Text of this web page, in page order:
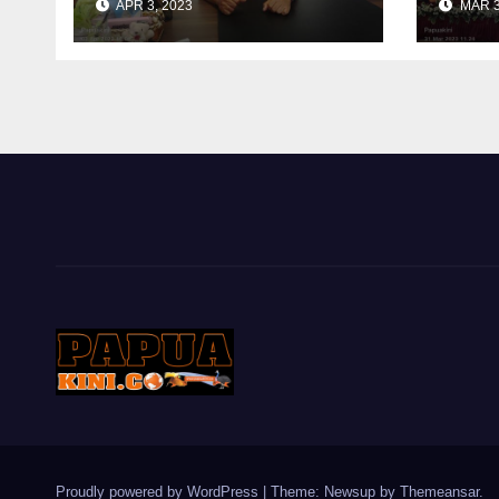
PKB ke Papua Barat
Daya
APR 3, 2023 MAR
Proudly powered by WordPress Theme: Newsup by Themeansar.